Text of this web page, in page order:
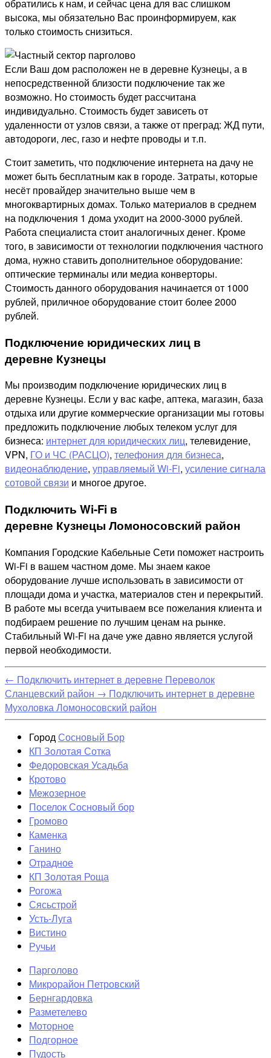
обратились к нам, и сейчас цена для вас слишком
высока, мы обязательно Вас проинформируем, как
только стоимость снизиться.
Если Ваш дом расположен не в деревне Кузнецы, а в
непосредственной близости подключение так же
возможно. Но стоимость будет рассчитана
индивидуально. Стоимость будет зависеть от
удаленности от узлов связи, а также от преград: ЖД пути,
автодороги, лес, газо и нефте проводы и т.п.
Стоит заметить, что подключение интернета на дачу не
может быть бесплатным как в городе. Затраты, которые
несёт провайдер значительно выше чем в
многоквартирных домах. Только материалов в среднем
на подключения 1 дома уходит на 2000-3000 рублей.
Работа специалиста стоит аналогичных денег. Кроме
того, в зависимости от технологии подключения частного
дома, нужно ставить дополнительное оборудование:
оптические терминалы или медиа конверторы.
Стоимость данного оборудования начинается от 1000
рублей, приличное оборудование стоит более 2000
рублей.
Подключение юридических лиц в
деревне Кузнецы
Мы производим подключение юридических лиц в
деревне Кузнецы. Если у вас кафе, аптека, магазин, база
отдыха или другие коммерческие организации мы готовы
предложить подключение любых телеком услуг для
бизнеса: интернет для юридических лиц, телевидение,
VPN, ГО и ЧС (РАСЦО), телефония для бизнеса,
видеонаблюдение, управляемый Wi-Fi, усиление сигнала
сотовой связи и многое другое.
Подключить Wi-Fi в
деревне Кузнецы Ломоносовский район
Компания Городские Кабельные Сети поможет настроить
Wi-Fi в вашем частном доме. Мы знаем какое
оборудование лучше использовать в зависимости от
площади дома и участка, материалов стен и перекрытий.
В работе мы всегда учитываем все пожелания клиента и
подбираем решение по лучшим ценам на рынке.
Стабильный Wi-Fi на даче уже давно является услугой
первой необходимости.
← Подключить интернет в деревне Переволок
Сланцевский район → Подключить интернет в деревне
Мухоловка Ломоносовский район
ГородСосновый Бор
КП Золотая Сотка
Федоровская Усадьба
Кротово
Межозерное
Поселок Сосновый бор
Громово
Каменка
Ганино
Отрадное
КП Золотая Роща
Рогожа
Сясьстрой
Усть-Луга
Вистино
Ручьи
Парголово
Микрорайон Петровский
Бернгардовка
Разметелево
Моторное
Подгорное
Пудость